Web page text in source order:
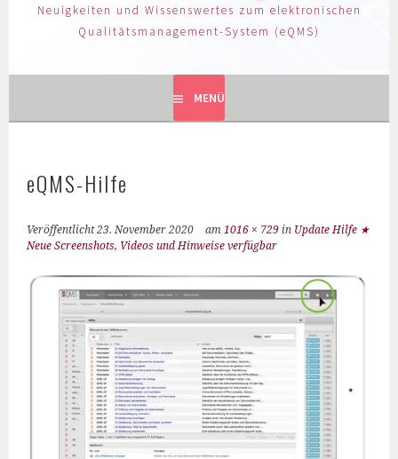
Neuigkeiten und Wissenswertes zum elektronischen
Qualitätsmanagement-System (eQMS)
MENÜ
eQMS-Hilfe
Veröffentlicht23. November 2020 am 1016 × 729 in Update Hilfe ★
Neue Screenshots, Videos und Hinweise verfügbar